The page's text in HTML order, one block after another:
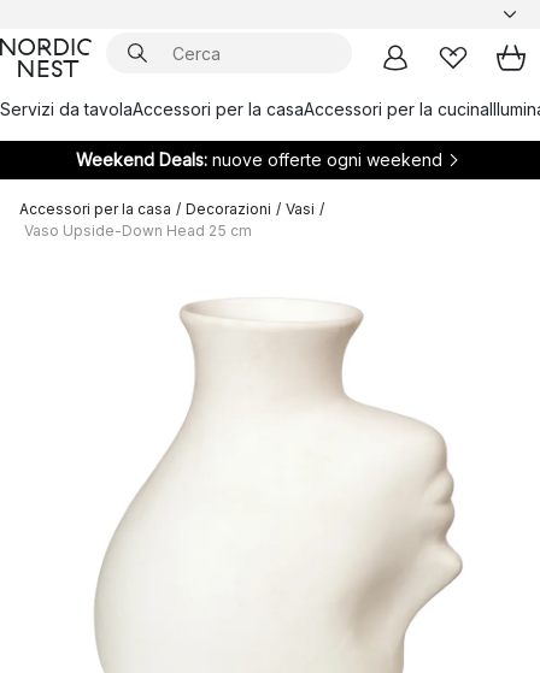
Servizi da tavolaAccessori per la casaAccessori per la cucina
Weekend Deals: nuove offerte ogni weekend
Accessori per la casa / Decorazioni / Vasi /
Vaso Upside-Down Head 25 cm